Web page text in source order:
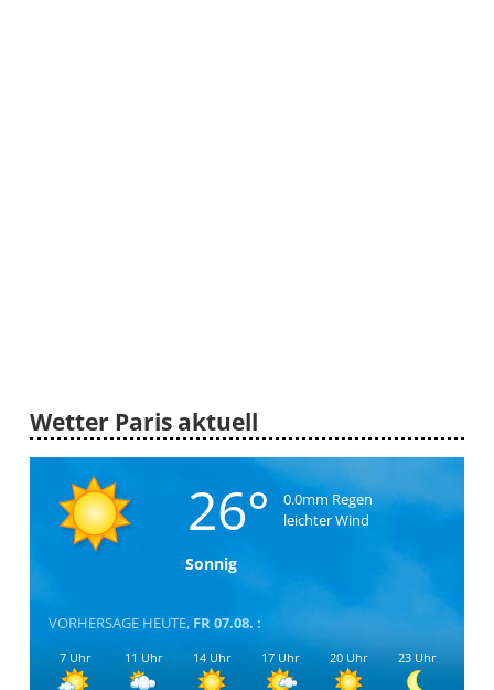
Wetter Paris aktuell
26°
0.0mm Regen
leichter Wind
Sonnig
VORHERSAGE HEUTE, FR 07.08. :
7 Uhr 11 Uhr 14 Uhr 17 Uhr 20 Uhr 23 Uhr